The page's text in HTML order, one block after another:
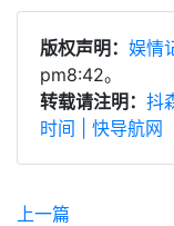
版权声明： 娱情
pm8:42。
转载请注明： 抖
时间 | 快导航网
上一篇